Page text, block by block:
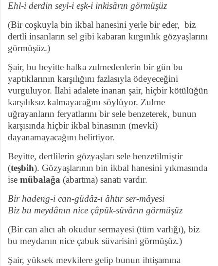
Ehl-i derdin seyl-i eşk-i inkisârın görmüşüz
(Bir coşkuyla bin ikbal hanesini yerle bir eder, biz
dertli insanların sel gibi kabaran kırgınlık gözyaşlarını
görmüşüz.)
Şair, bu beyitte halka zulmedenlerin bir gün bu
yaptıklarının karşılığını fazlasıyla ödeyeceğini
vurguluyor. İlahi adalete inanan şair, hiçbir kötülüğün
karşılıksız kalmayacağını söylüyor. Zulme
uğrayanların feryatlarını bir sele benzeterek, bunun
karşısında hiçbir ikbal binasının (mevki)
dayanamayacağını belirtiyor.
Beyitte, dertlilerin gözyaşları sele benzetilmiştir
(teşbih). Gözyaşlarının bin ikbal hanesini yıkmasında
ise mübalağa (abartma) sanatı vardır.
Bir hadeng-i can-güdâz-ı âhtır ser-mâyesi
Biz bu meydânın nice çâpük-süvârın görmüşüz
(Bir can alıcı ah okudur sermayesi (tüm varlığı), biz
bu meydanın nice çabuk süvarisini görmüşüz.)
Şair, yüksek mevkilere gelip bunun ihtişamına